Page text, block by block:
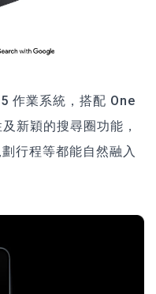
作業系統，搭配 One
新穎的搜尋圈功能，
行程等都能自然融入